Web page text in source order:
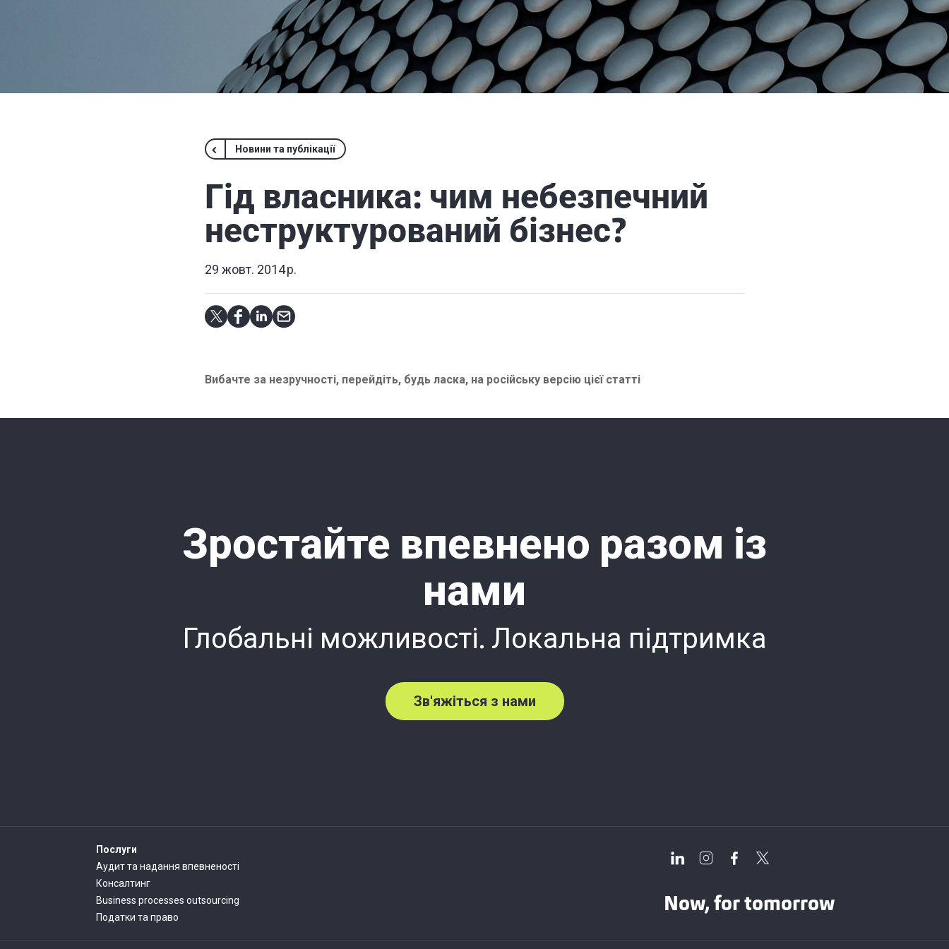
Новини та публікації
Гід власника: чим небезпечний
неструктурований бізнес?
29 жовт. 2014 р.
Вибачте за незручності, перейдіть, будь ласка, на російську версію цієї статті
Зростайте впевнено разом із
нами
Глобальні можливості. Локальна підтримка
Зв'яжіться з нами
Послуги
Аудит та надання впевненості
Консалтинг
Business processes outsourcing
Податки та право
Now, for tomorrow